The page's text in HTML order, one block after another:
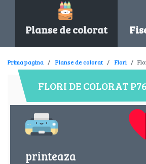
Planse de colorat
Prima pagina Planse de colorat Flori
FLORI DE COLORAT P76
printeaza